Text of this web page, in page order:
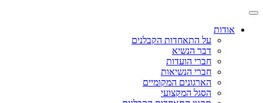
אודות
על התאחדות הקבלנים
דבר הנשיא
חברי הועדות
חברי הנשיאות
הארגונים המקומיים
הסגל המקצועי